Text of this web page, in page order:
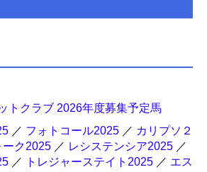
トクラブ 2026年度募集予定馬
／ フォトコール2025 ／ カリプソ２
ーク2025 ／ レシステンシア2025 ／
／ トレジャーステイト2025 ／ エス